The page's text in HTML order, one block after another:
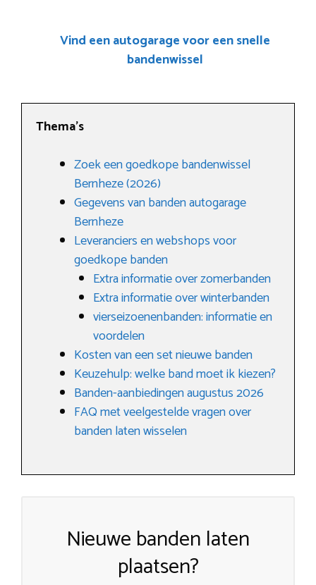
Vind een autogarage voor een snelle
bandenwissel
Thema’s
Zoek een goedkope bandenwissel
Bernheze (2026)
Gegevens van banden autogarage
Bernheze
Leveranciers en webshops voor
goedkope banden
Extra informatie over zomerbanden
Extra informatie over winterbanden
vierseizoenenbanden: informatie en
voordelen
Kosten van een set nieuwe banden
Keuzehulp: welke band moet ik kiezen?
Banden-aanbiedingen augustus 2026
FAQ met veelgestelde vragen over
banden laten wisselen
Nieuwe banden laten
plaatsen?